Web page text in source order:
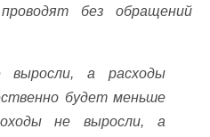
без обращений
выросли, а расходы
будет меньше
не выросли, а